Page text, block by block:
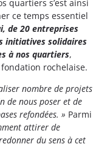
quartiers s’est ainsi
ce temps essentiel
de 20 entreprises
initiatives solidaires
à nos quartiers,
rochelaise.
nombre de projets
de nous poser et de
refondées. » Parmi
attirer de
du sens à cet